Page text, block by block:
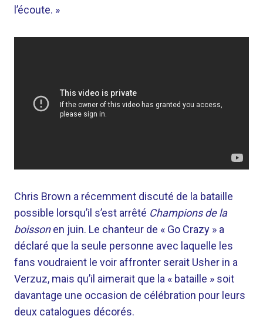
l’écoute. »
Chris Brown a récemment discuté de la bataille
possible lorsqu’il s’est arrêté Champions de la
boissonen juin. Le chanteur de « Go Crazy » a
déclaré que la seule personne avec laquelle les
fans voudraient le voir affronter serait Usher in a
Verzuz, mais qu’il aimerait que la « bataille » soit
davantage une occasion de célébration pour leurs
deux catalogues décorés.